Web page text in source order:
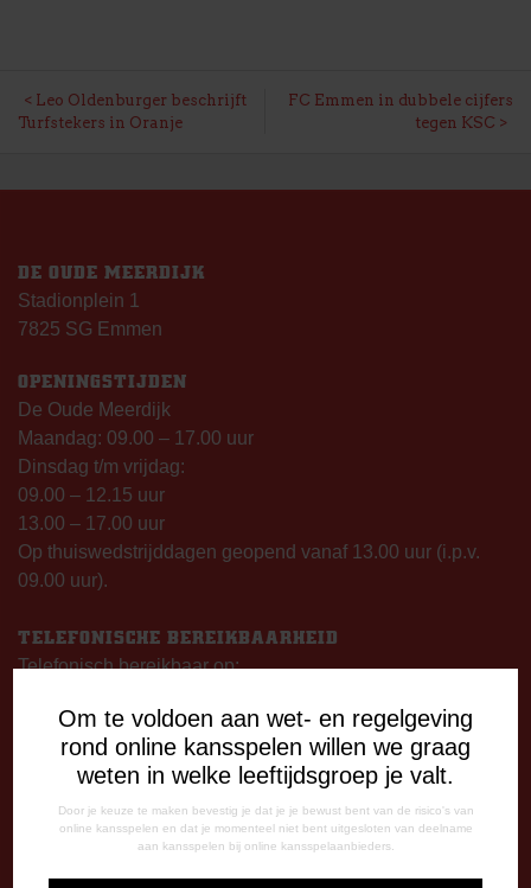
Om te voldoen aan wet- en regelgeving
rond online kansspelen willen we graag
weten in welke leeftijdsgroep je valt.
Door je keuze te maken bevestig je dat je je bewust bent van de risico's van
online kansspelen en dat je momenteel niet bent uitgesloten van deelname
aan kansspelen bij online kansspelaanbieders.
BERICHT
Leo Oldenburger beschrijft
Turfstekers in Oranje
FC Emmen in dubbele cijfers
tegen KSC
DE OUDE MEERDIJK
Stadionplein 1
7825 SG Emmen
OPENINGSTIJDEN
De Oude Meerdijk
Maandag: 09.00 – 17.00 uur
Dinsdag t/m vrijdag:
09.00 – 12.15 uur
13.00 – 17.00 uur
Op thuiswedstrijddagen geopend vanaf 13.00 uur (i.p.v.
09.00 uur).
TELEFONISCHE BEREIKBAARHEID
Telefonisch bereikbaar op:
09:00 - 12:15 uur
13:00 - 17:00 uur
Woensdag
13:00 - 17:00 uur
Vrijdag